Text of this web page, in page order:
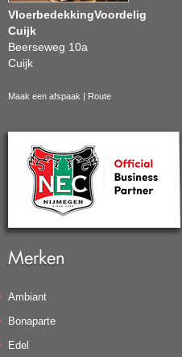
VloerbedekkingVoordelig
Cuijk
Beerseweg 10a
Cuijk
Maak een afspaak | Route
Merken
Ambiant
Bonaparte
Edel